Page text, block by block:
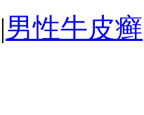
|男性牛皮癣